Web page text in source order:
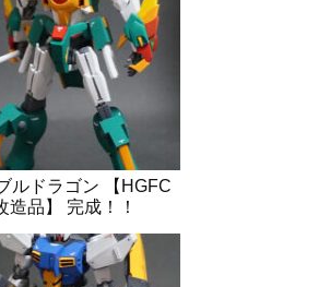
ルドラゴン 【HGFC
造品】 完成！！